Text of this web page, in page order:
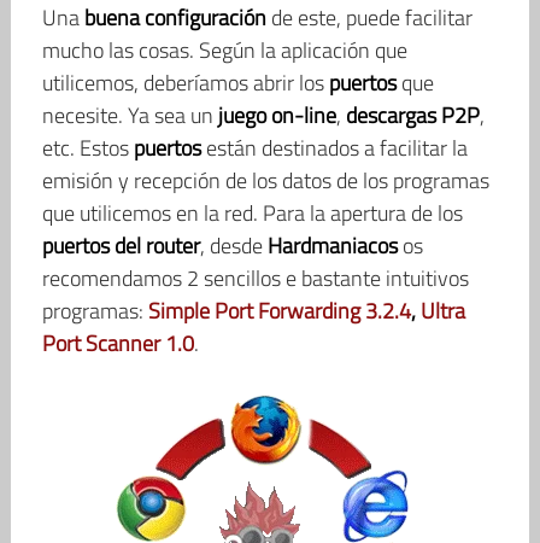
Unabuena configuraciónde este, puede facilitar
mucho las cosas. Según la aplicación que
utilicemos, deberíamos abrir lospuertosque
necesite. Ya sea un juego on-line, descargas P2P,
etc. Estospuertosestán destinados a facilitar la
emisión y recepción de los datos de los programas
que utilicemos en la red. Para la apertura de los
puertosdelrouter, desdeHardmaniacosos
recomendamos 2 sencillos e bastante intuitivos
programas: Simple Port Forwarding 3.2.4,Ultra
Port Scanner 1.0.